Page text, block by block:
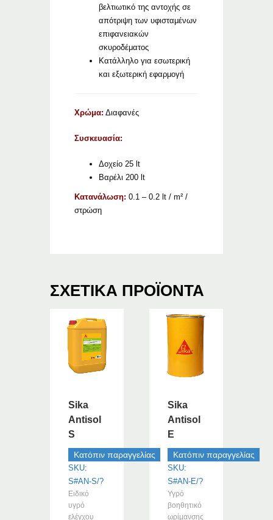
βελτιωτικό της αντοχής σε
απότριψη των υφισταμένων
επιφανειακών
σκυροδέματος
Κατάλληλο για εσωτερική
και εξωτερική εφαρμογή
Χρώμα: Διαφανές
Συσκευασία:
Δοχείο 25 lt
Βαρέλι 200 lt
Κατανάλωση: 0.1 – 0.2 lt / m² /
στρώση
ΣΧΕΤΙΚΆ ΠΡΟΪΌΝΤΑ
Sika
Antisol
S
Κατόπιν παραγγελίας
SKU:
S#AN-S/?
Ειδικό
υγρό
ελέγχου
Sika
Antisol
E
Κατόπιν παραγγελίας
SKU:
S#AN-E/?
Υγρό
βοηθητικό
ωρίμανσης